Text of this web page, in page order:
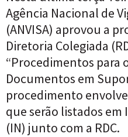
Agência Nacional de
(ANVISA) aprovou a
Diretoria Colegiada
“Procedimentos para
Documentos em
procedimento
que serão listados
(IN) junto com a RDC.